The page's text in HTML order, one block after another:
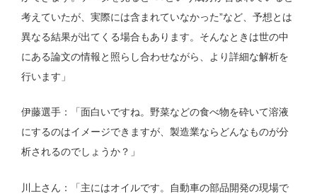
考えていたが、実際には含まれていなかった”など、予想とは
異なる結果が出てくる場合もあります。そんなときは世の中
にある論文の情報と照らし合わせながら、より詳細な解析を
行います」
伊藤選手：「面白いですね。野菜などの食べ物を砕いて溶液
にするのはイメージできますが、製造業ならどんなものが分
析されるのでしょうか？」
川上さん：「主にはオイルです。自動車の部品開発の現場で